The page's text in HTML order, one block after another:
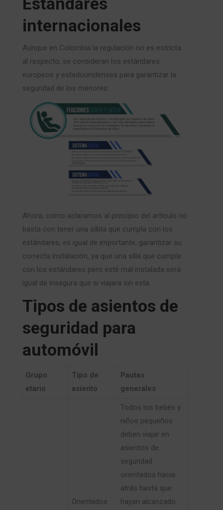
internacionales
Aunque en Colombia la regulación no es estricta
al respecto, se consideran los estándares
europeos y estadounidenses para garantizar la
seguridad de los menores:
Ahora, como aclaramos al principio del artículo no
basta con tener una sillita que cumpla con los
estándares, es igual de importante, garantizar su
correcta instalación, ya que una silla que cumpla
con los estándares pero esté mal instalada será
igual de insegura que si viajara sin esta.
Tipos de asientos de
seguridad para
automóvil
Grupo
etario
​Tipo de
asiento
​Pautas
generales ​
​Orientados
​Todos los bebés y
niños pequeños
deben viajar en
asientos de
seguridad
orientados hacia
atrás hasta que
hayan alcanzado